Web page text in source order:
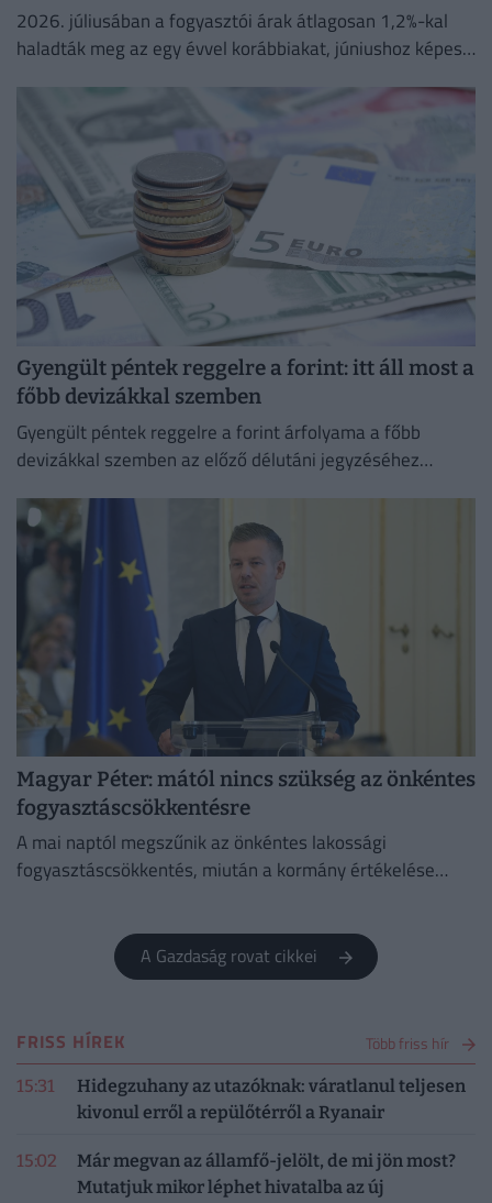
2026. júliusában a fogyasztói árak átlagosan 1,2%-kal
haladták meg az egy évvel korábbiakat, júniushoz képest
Gyengült péntek reggelre a forint: itt áll most a
főbb devizákkal szemben
Gyengült péntek reggelre a forint árfolyama a főbb
devizákkal szemben az előző délutáni jegyzéséhez
Magyar Péter: mától nincs szükség az önkéntes
fogyasztáscsökkentésre
A mai naptól megszűnik az önkéntes lakossági
fogyasztáscsökkentés, miután a kormány értékelése
A Gazdaság rovat cikkei
FRISS HÍREK Több friss hír
15:31
Hidegzuhany az utazóknak: váratlanul teljesen
kivonul erről a repülőtérről a Ryanair
15:02
Már megvan az államfő-jelölt, de mi jön most?
Mutatjuk mikor léphet hivatalba az új